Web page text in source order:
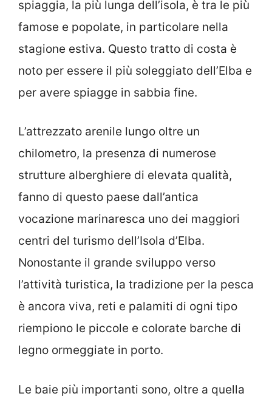
spiaggia, la più lunga dell’isola, è tra le più
famose e popolate, in particolare nella
stagione estiva. Questo tratto di costa è
noto per essere il più soleggiato dell’Elba e
per avere spiagge in sabbia fine.
L’attrezzato arenile lungo oltre un
chilometro, la presenza di numerose
strutture alberghiere di elevata qualità,
fanno di questo paese dall’antica
vocazione marinaresca uno dei maggiori
centri del turismo dell’Isola d’Elba.
Nonostante il grande sviluppo verso
l’attività turistica, la tradizione per la pesca
è ancora viva, reti e palamiti di ogni tipo
riempiono le piccole e colorate barche di
legno ormeggiate in porto.
Le baie più importanti sono, oltre a quella